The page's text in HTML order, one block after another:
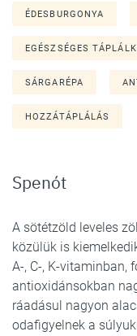
ÉDESBURGONYA
EGÉSZSÉGES
SÁRGARÉPA
HOZZÁTÁPLÁLÁS
Spenót
A sötétzöld leveles
közülük is
A-, C-, K-vitaminban,
antioxidánsokban
ráadásul nagyon
odafigyelnek a